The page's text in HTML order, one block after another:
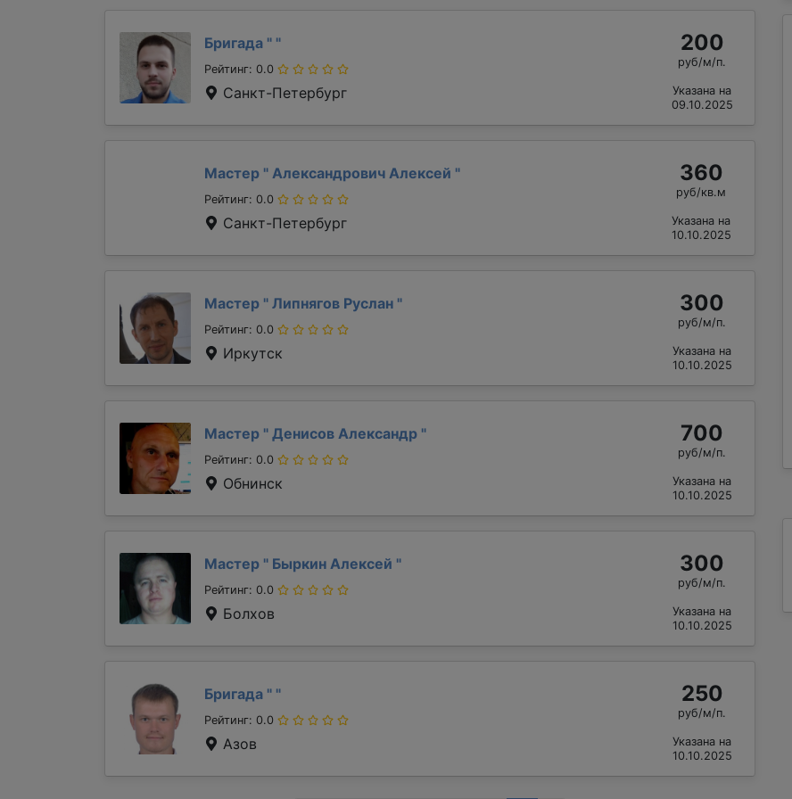
Бригада " "
Рейтинг: 0.0
Санкт-Петербург
200
руб/м/п.
Указана на
09.10.2025
Мастер " Александрович Алексей "
Рейтинг: 0.0
Санкт-Петербург
360
руб/кв.м
Указана на
10.10.2025
Мастер " Липнягов Руслан "
Рейтинг: 0.0
Иркутск
300
руб/м/п.
Указана на
10.10.2025
Мастер " Денисов Александр "
Рейтинг: 0.0
Обнинск
700
руб/м/п.
Указана на
10.10.2025
Мастер " Быркин Алексей "
Рейтинг: 0.0
Болхов
300
руб/м/п.
Указана на
10.10.2025
Бригада " "
Рейтинг: 0.0
Азов
250
руб/м/п.
Указана на
10.10.2025